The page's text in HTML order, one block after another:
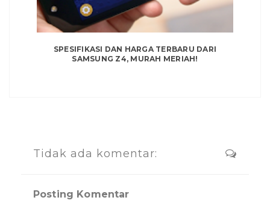
SPESIFIKASI DAN HARGA TERBARU DARI
SAMSUNG Z4, MURAH MERIAH!
Tidak ada komentar:
Posting Komentar